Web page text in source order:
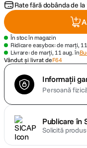
card memorie
8. ulanzi
9. insta 360
10. godox
Rate fără dobânda de la
În stoc în magazin
Ridicare easybox: de marți,
Livrare: de marți, 11 aug. în
Vândut și livrat deF64
Informații
Persoană
Publicare în
Solicită